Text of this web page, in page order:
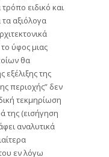
ειδικό και
τα αξιόλογα
ύφος μιας
θα
της
περιοχής” δεν
τεκμηρίωση
της (εισήγηση
αναλυτικά
εν λόγω